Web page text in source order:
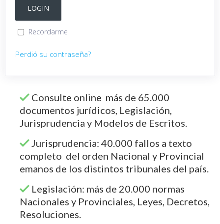
Recordarme
Perdió su contraseña?
Consulte online más de 65.000
documentos jurídicos, Legislación,
Jurisprudencia y Modelos de Escritos.
Jurisprudencia: 40.000 fallos a texto
completo del orden Nacional y Provincial
emanos de los distintos tribunales del país.
Legislación: más de 20.000 normas
Nacionales y Provinciales, Leyes, Decretos,
Resoluciones.